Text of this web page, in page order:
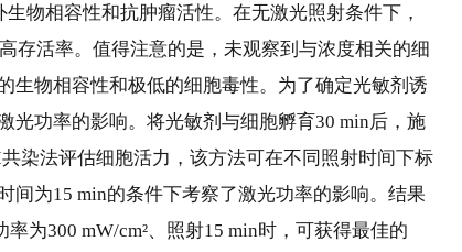
物相容性和抗肿瘤活性。在无激光照射条件下，
存活率。值得注意的是，未观察到与浓度相关的细
生物相容性和极低的细胞毒性。为了确定光敏剂诱
光功率的影响。将光敏剂与细胞孵育30 min后，施
染法评估细胞活力，该方法可在不同照射时间下标
间为15 min的条件下考察了激光功率的影响。结果
为300 mW/cm²、照射15 min时，可获得最佳的